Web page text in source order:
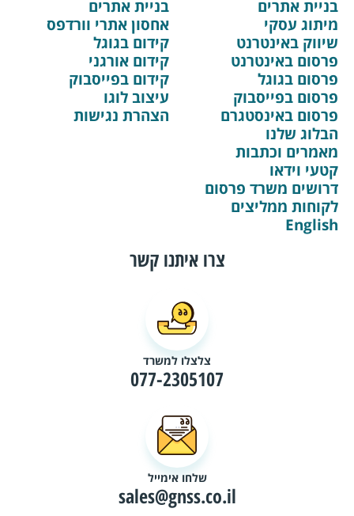
בניית אתרים
מיתוג עסקי
שיווק באינטרנט
פרסום באינטרנט
פרסום בגוגל
פרסום בפייסבוק
פרסום באינסטגרם
הבלוג שלנו
מאמרים וכתבות
קטעי וידאו
דרושים משרד פרסום
לקוחות ממליצים
English
בניית אתרים
אחסון אתרי וורדפס
קידום בגוגל
קידום אורגני
קידום בפייסבוק
עיצוב לוגו
הצהרת נגישות
צרו איתנו קשר
צלצלו למשרד
077-2305107
שלחו אימייל
sales@gnss.co.il